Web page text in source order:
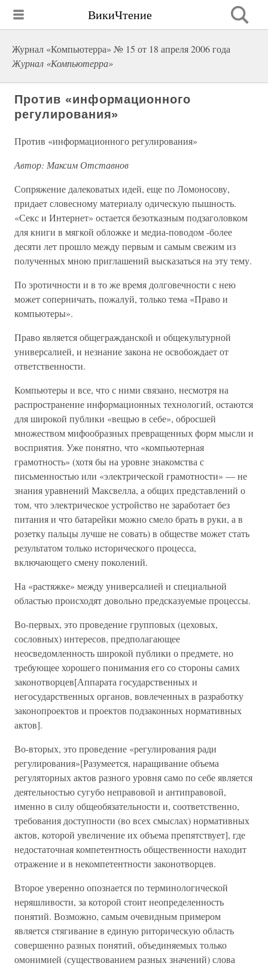
ВикиЧтение
Журнал «Компьютерра» № 15 от 18 апреля 2006 года
Журнал «Компьютерра»
Против «информационного
регулирования»
Против «информационного регулирования»
Автор: Максим Отставнов
Сопряжение далековатых идей, еще по Ломоносову,
придает словесному материалу одическую пышность.
«Секс и Интернет» остается безотказным подзаголовком
для книги в мягкой обложке и медиа-поводом -более
десяти лет прошло между первым и самым свежим из
полученных мною приглашений высказаться на эту тему.
По эротичности и в то же время долговечности с нею
может соперничать, пожалуй, только тема «Право и
компьютеры».
Право является общегражданской и общекультурной
универсалией, и незнание закона не освобождает от
ответственности.
Компьютеры и все, что с ними связано, несмотря на
распространение информационных технологий, остаются
для широкой публики «вещью в себе», обросшей
множеством мифообразных превращенных форм мысли и
восприятия. Уже понятно, что «компьютерная
грамотность» (хотя бы на уровне знакомства с
письменностью или «электрической грамотности» — не
знания уравнений Максвелла, а общих представлений о
том, что электрическое устройство не заработает без
питания и что батарейки можно смело брать в руки, а в
розетку пальцы лучше не совать) в обществе может стать
результатом только исторического процесса,
включающего смену поколений.
На «растяжке» между универсалией и специальной
областью происходят довольно предсказуемые процессы.
Во-первых, это проведение групповых (цеховых,
сословных) интересов, предполагающее
неосведомленность широкой публики о предмете, но
требующее хорошего понимания его со стороны самих
законотворцев[Аппарата государственных и
негосударственных органов, вовлеченных в разработку
законопроектов и проектов подзаконных нормативных
актов].
Во-вторых, это проведение «регулирования ради
регулирования»[Разумеется, наращивание объема
регуляторных актов разного уровня само по себе является
деятельностью сугубо неправовой и антиправовой,
именно в силу общеобязательности и, соответственно,
требования доступности (во всех смыслах) нормативных
актов, которой увеличение их объема препятствует], где
недостаточная компетентность общественности находит
отражение и в некомпетентности законотворцев.
Второе уверенно опознается по терминологической
неряшливости, за которой стоит неопределенность
понятий. Возможно, самым очевидным примером
является стягивание в единую риторическую область
совершенно разных понятий, объединяемых только
омонимией (существованием разных значений) слова